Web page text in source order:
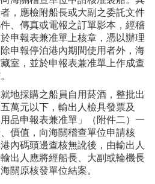
，應檢附船長或大副之委託文件
、傳真或電報之訂單影本，經稽
申報表兼准單上核章，憑以辦理
申報停泊港內期間使用者外，海
室，並於申報表兼准單上作成查
地採購之船員自用菸酒，整批出
萬元以下，輸出人檢具發票及
品申報表兼准單」（附件二）一
價值，向海關稽查單位申請核
內碼頭邊查核無訛後，由輸出人
出人應將經船長、大副或輪機長
關原核發單位結案。